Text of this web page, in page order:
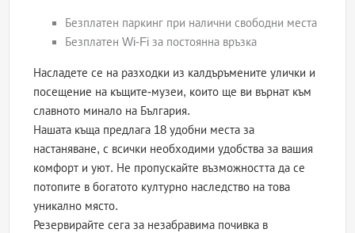
Безплатен паркинг при налични свободни места
Безплатен Wi-Fi за постоянна връзка
Насладете се на разходки из калдъръмените улички и
посещение на къщите-музеи, които ще ви върнат към
славното минало на България.
Нашата къща предлага 18 удобни места за
настаняване, с всички необходими удобства за вашия
комфорт и уют. Не пропускайте възможността да се
потопите в богатото културно наследство на това
уникално място.
Резервирайте сега за незабравима почивка в